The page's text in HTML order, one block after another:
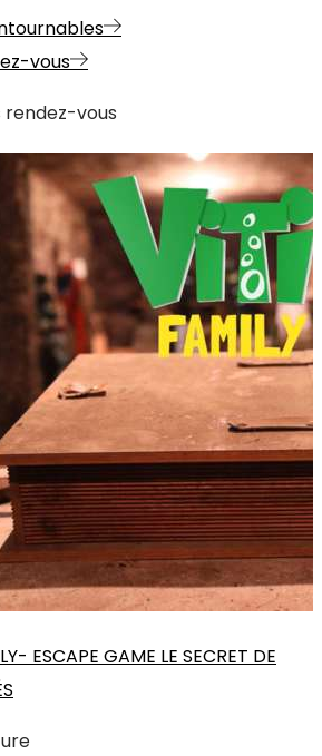
vous
rendez-vous
ESCAPE GAME LE SECRET DE